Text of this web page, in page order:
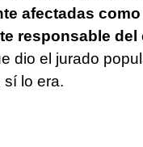
afectadas
responsable del
dio el jurado
sí lo era.